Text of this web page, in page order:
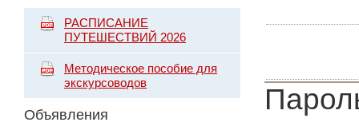
РАСПИСАНИЕ
ПУТЕШЕСТВИЙ 2026
Методическое пособие для
экскурсоводов
Объявления